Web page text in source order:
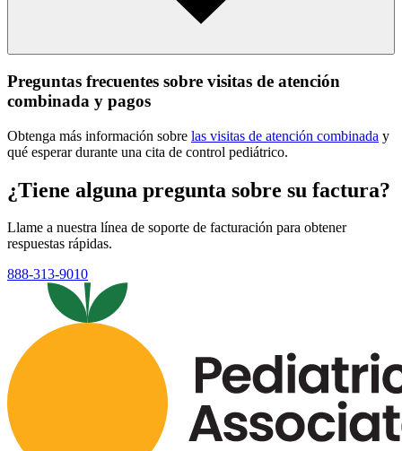
Preguntas frecuentes sobre visitas de atención
combinada y pagos
Obtenga más información sobre las visitas de atención combinada y
qué esperar durante una cita de control pediátrico.
¿Tiene alguna pregunta sobre su factura?
Llame a nuestra línea de soporte de facturación para obtener
respuestas rápidas.
888-313-9010